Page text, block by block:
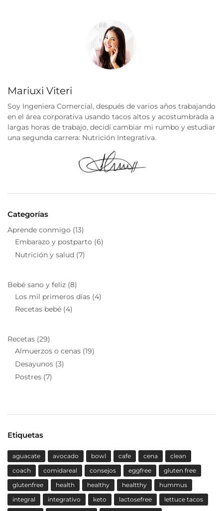
Mariuxi Viteri
Soy Ingeniera Comercial, después de varios años trabajando
en el área corporativa usando tacos altos y acostumbrada a
largas horas de trabajo, decidí cambiar mi rumbo y estudiar
una segunda carrera: Nutrición Integrativa.
Categorías
Aprende conmigo (13)
Embarazo y postparto (6)
Nutrición y salud (7)
Bebé sano y feliz (8)
Los mil primeros días (4)
Recetas bebé (4)
Recetas (29)
Almuerzos o cenas (19)
Desayunos (3)
Postres (7)
Etiquetas
aguacate avocado bowl cafe cena
clean
coach
comidareal consejos eggfree
gluten free
glutenfree
health healthy healtthy
hummus
integral
integrativo keto lactosefree
lettuce tacos